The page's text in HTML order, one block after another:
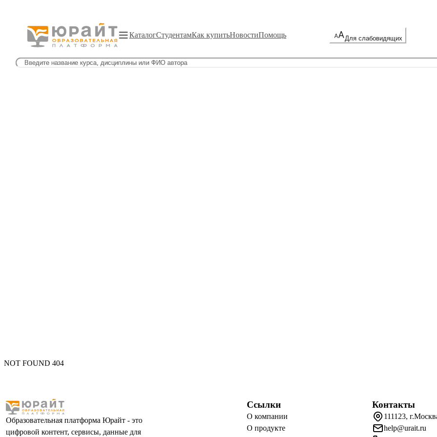
КаталогСтудентамКак купитьНовостиПомощь Для слабовидящих
NOT FOUND 404
Образовательная платформа Юрайт - это
цифровой контент, сервисы, данные для
Ссылки
О компании
О продукте
Контакты
111123,
help@urait.ru